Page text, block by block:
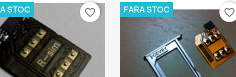
STOC favorite_border FARA STOC favorite_border